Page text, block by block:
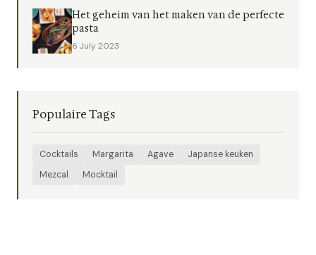
Het geheim van het maken van de perfecte
pasta
6 July 2023
Populaire Tags
Cocktails Margarita Agave
Japanse keuken
Mezcal
Mocktail